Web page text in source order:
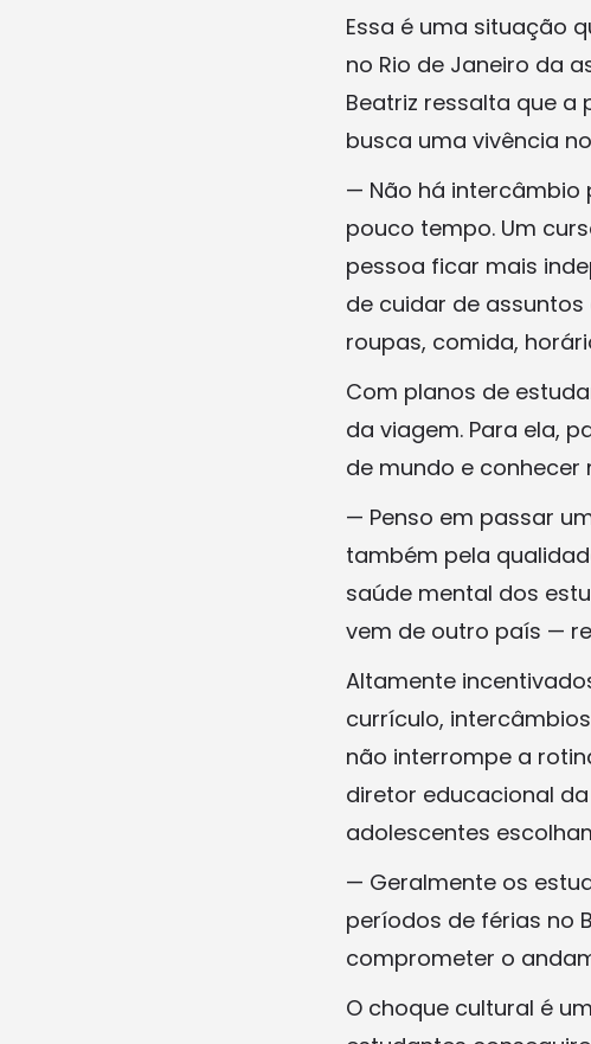
Essa é uma situação
no Rio de Janeiro da
Beatriz ressalta que
busca uma vivência
— Não há intercâmbio
pouco tempo. Um
pessoa ficar mais
de cuidar de
roupas, comida,
Com planos de
da viagem. Para ela,
de mundo e conhecer
— Penso em passar
também pela
saúde mental dos
vem de outro país —
Altamente
currículo,
não interrompe a
diretor educacional
adolescentes
— Geralmente os
períodos de férias no
comprometer o
O choque cultural é